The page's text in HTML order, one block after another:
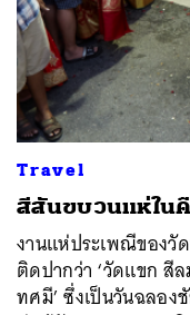
Travel
สีสันขบวนแห่ในคื
งานแห่ประเพณีของวั
ติดปากว่า ‘วัดแขก สี
ทศมี’ ซึ่งเป็นวันฉลอ